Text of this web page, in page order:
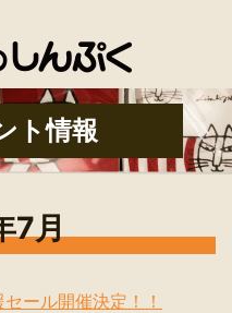
ト情報
7月
ール開催決定！！